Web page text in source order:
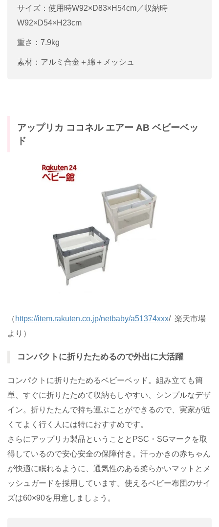
サイズ：使用時W92×D83×H54cm／収納時
W92×D54×H23cm
重さ：7.9kg
素材：アルミ合金＋綿＋メッシュ
アップリカ ココネル エアー AB ベビーベッ
ド
（ https://item.rakuten.co.jp/netbaby/a51374xxx/ 楽天市場
より）
コンパクトに折りたためるので外出に大活躍
コンパクトに折りたためるベビーベッド。組み立ても簡
単、すぐに折りたためて収納もしやすい、シンプルなデザ
イン。折りたたんで持ち運ぶことができるので、実家が近
くてよく行く人には特におすすめです。
さらにアップリカ製品ということとPSC・SGマークを取
得しているので安心安全の保障付き。汗っかきの赤ちゃん
が快適に眠れるように、通気性のある柔らかいマットとメ
ッシュガードを採用しています。使えるベビー布団のサイ
ズは60×90を用意しましょう。